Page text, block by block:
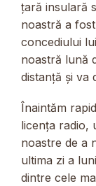
țară insulară
noastră a
concediului
noastră lună
distanță și va
Înaintăm
licența radio,
noastre de a
ultima zi a
dintre cele